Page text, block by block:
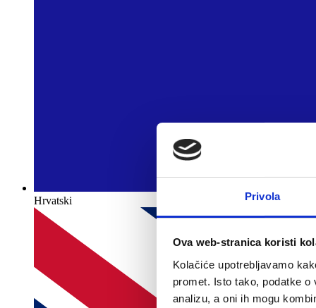
Privola
Ova web-stranica koristi
Kolačiće upotrebljavamo
promet. Isto tako, podatke
analizu, a oni ih mogu
Hrvatski